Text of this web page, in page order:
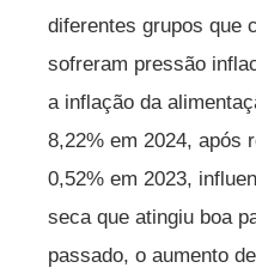
diferentes grupos que
sofreram pressão
a inflação da
8,22% em 2024, após
0,52% em 2023,
seca que atingiu boa
passado, o aumento